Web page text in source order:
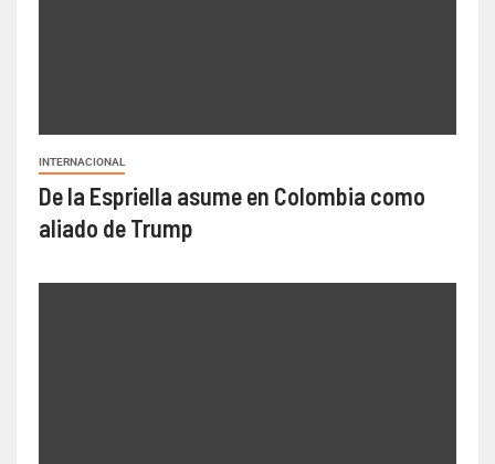
INTERNACIONAL
De la Espriella asume en Colombia como
aliado de Trump